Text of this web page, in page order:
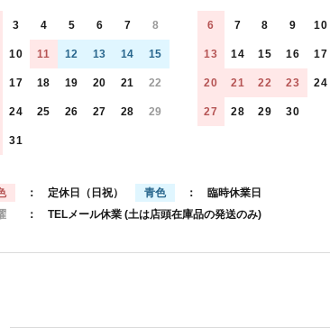
3 4 5 6 7 8
10 11 12 13 14 15
17 18 19 20 21 22
24 25 26 27 28 29
31
6 7 8 9 10
13 14 15 16 17
20 21 22 23 24
27 28 29 30
： 定休日（日祝） 青色
： 臨時休業日
： TELメール休業 (土は店頭在庫品の発送のみ)